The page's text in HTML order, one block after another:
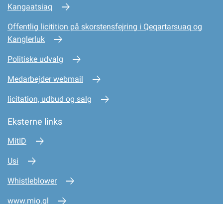
Kangaatsiaq
Offentlig licitition på skorstensfejring i Qeqartarsuaq og
Kanglerluk
Politiske udvalg
Medarbejder webmail
licitation, udbud og salg
Eksterne links
MitID
Usi
Whistleblower
www.mio.gl